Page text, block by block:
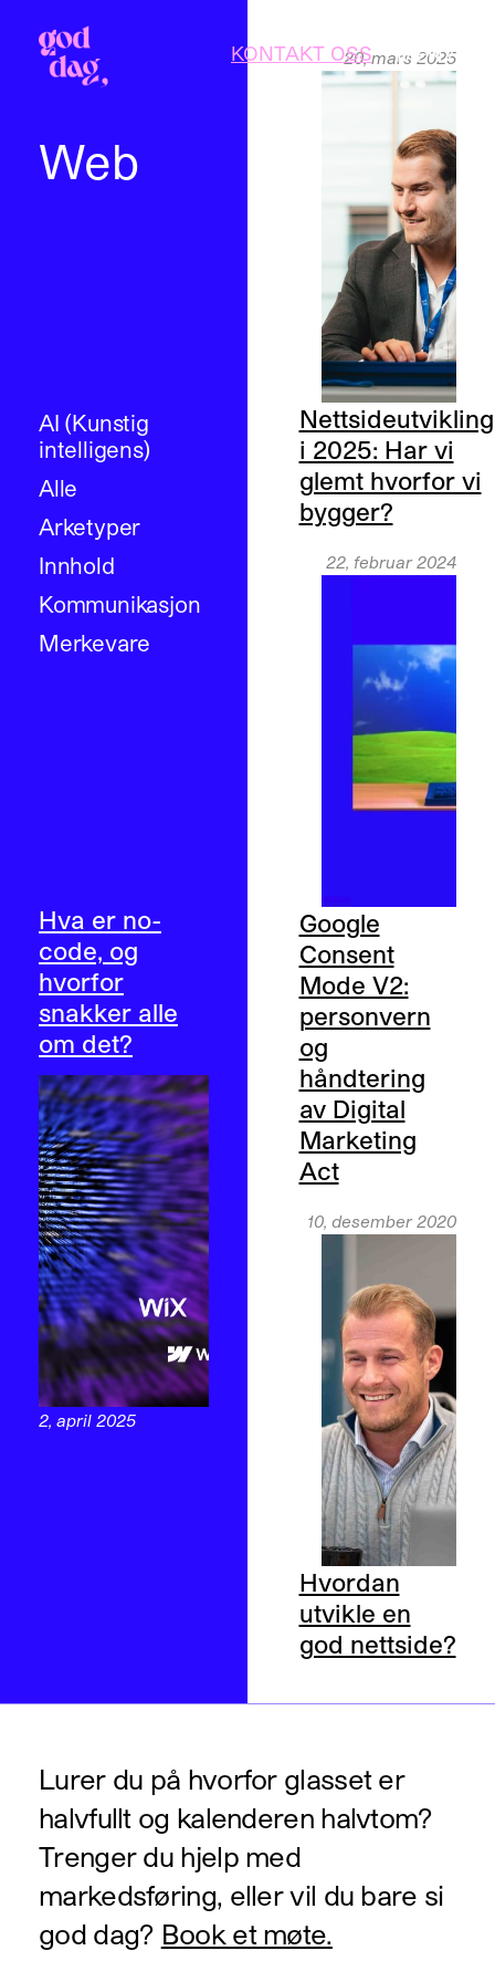
KONTAKT OSS
MENY
LUKK
Web
AI (Kunstig
intelligens)
Alle
Arketyper
Innhold
Kommunikasjon
Merkevare
Hva er no-
code, og
hvorfor
snakker alle
om det?
2, april 2025
20, mars 2025
Nettsideutvikling
i 2025: Har vi
glemt hvorfor vi
bygger?
22, februar 2024
Google
Consent
Mode V2:
personvern
og
håndtering
av Digital
Marketing
Act
10, desember 2020
Hvordan
utvikle en
god nettside?
Lurer du på hvorfor glasset er
halvfullt og kalenderen halvtom?
Trenger du hjelp med
markedsføring, eller vil du bare si
god dag? Book et møte.